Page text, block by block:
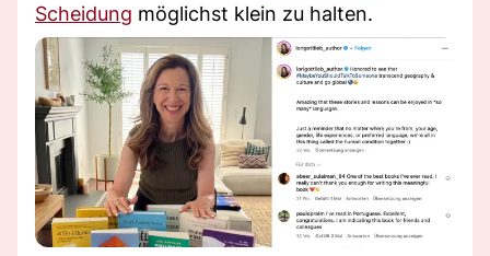
Scheidung möglichst klein zu halten.